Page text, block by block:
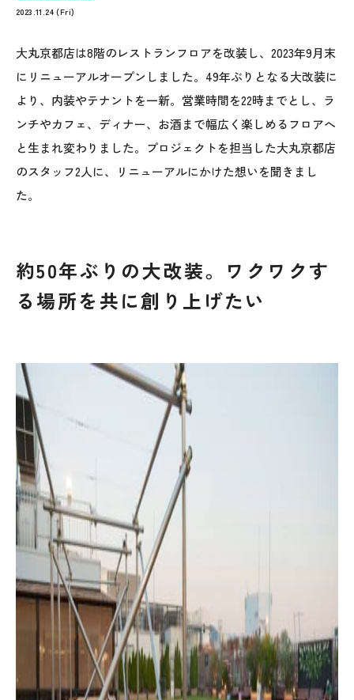
2023.11.24 (Fri)
大丸京都店は8階のレストランフロアを改装し、2023年9月末
にリニューアルオープンしました。49年ぶりとなる大改装に
より、内装やテナントを一新。営業時間を22時までとし、ラ
ンチやカフェ、ディナー、お酒まで幅広く楽しめるフロアへ
と生まれ変わりました。プロジェクトを担当した大丸京都店
のスタッフ2人に、リニューアルにかけた想いを聞きまし
た。
約50年ぶりの大改装。ワクワクす
る場所を共に創り上げたい